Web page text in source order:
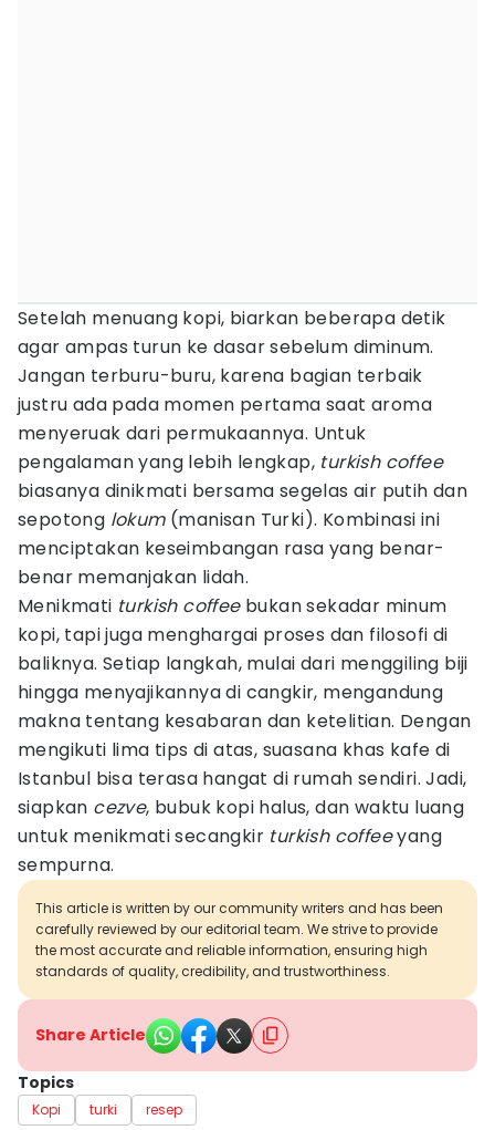
Setelah menuang kopi, biarkan beberapa detik
agar ampas turun ke dasar sebelum diminum.
Jangan terburu-buru, karena bagian terbaik
justru ada pada momen pertama saat aroma
menyeruak dari permukaannya. Untuk
pengalaman yang lebih lengkap, turkish coffee
biasanya dinikmati bersama segelas air putih dan
sepotong lokum(manisan Turki). Kombinasi ini
menciptakan keseimbangan rasa yang benar-
benar memanjakan lidah.
Menikmati turkish coffeebukan sekadar minum
kopi, tapi juga menghargai proses dan filosofi di
baliknya. Setiap langkah, mulai dari menggiling biji
hingga menyajikannya di cangkir, mengandung
makna tentang kesabaran dan ketelitian. Dengan
mengikuti lima tips di atas, suasana khas kafe di
Istanbul bisa terasa hangat di rumah sendiri. Jadi,
siapkan cezve, bubuk kopi halus, dan waktu luang
untuk menikmati secangkir turkish coffeeyang
sempurna.
This article is written by our community writers and has been
carefully reviewed by our editorial team. We strive to provide
the most accurate and reliable information, ensuring high
standards of quality, credibility, and trustworthiness.
Share Article
Topics
Kopi turki resep